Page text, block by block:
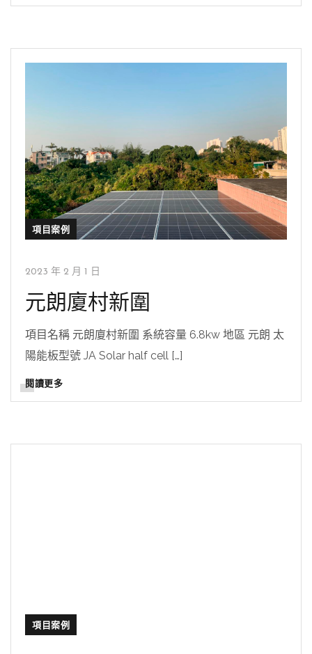
項目案例
2023 年 2 月 1 日
元朗廈村新圍
項目名稱 元朗廈村新圍 系統容量 6.8kw 地區 元朗 太
陽能板型號 JA Solar half cell […]
閱讀更多
項目案例